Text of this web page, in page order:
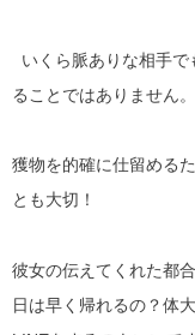
いくら脈ありな相手で
ることではありません。
獲物を的確に仕留める
とも大切！
彼女の伝えてくれた都
日は早く帰れるの？体